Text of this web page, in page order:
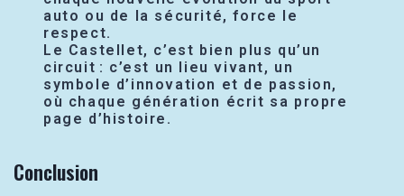
auto ou de la sécurité, force le
respect.
Le Castellet, c’est bien plus qu’un
circuit : c’est un lieu vivant, un
symbole d’innovation et de passion,
où chaque génération écrit sa propre
page d’histoire.
Conclusion